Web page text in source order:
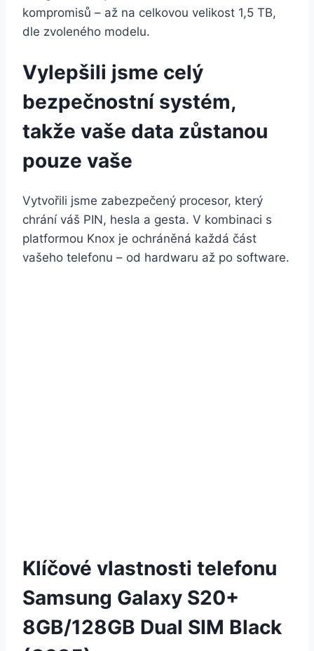
kompromisů – až na celkovou velikost 1,5 TB,
dle zvoleného modelu.
Vylepšili jsme celý
bezpečnostní systém,
takže vaše data zůstanou
pouze vaše
Vytvořili jsme zabezpečený procesor, který
chrání váš PIN, hesla a gesta. V kombinaci s
platformou Knox je ochráněná každá část
vašeho telefonu – od hardwaru až po software.
Klíčové vlastnosti telefonu
Samsung Galaxy S20+
8GB/128GB Dual SIM Black